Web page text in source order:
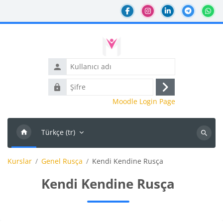
Kullanıcı
adı
Şifre
Giriş
yap
Moodle Login Page
Türkçe ‎(tr)‎
Kursları
ara
Kurslar Genel Rusça Kendi Kendine Rusça
Kendi Kendine Rusça